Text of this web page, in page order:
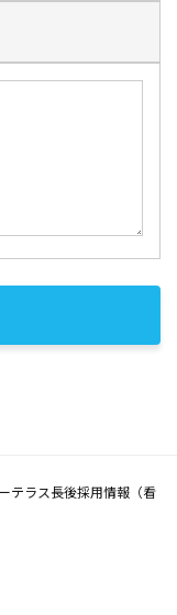
テラス長後採用情報（看